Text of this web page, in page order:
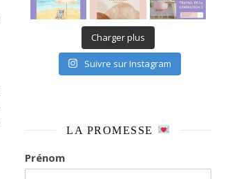
Charger plus
Suivre sur Instagram
LA PROMESSE
Prénom